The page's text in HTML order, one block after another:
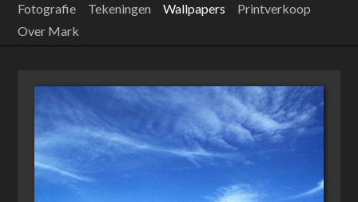
Fotografie Tekeningen Wallpapers
Printverkoop
Over Mark